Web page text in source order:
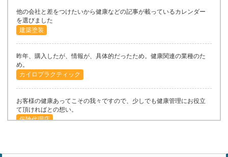
他の会社と差をつけたいから健康などの記事が載っているカレンダー
を選びました
建築塗装
昨年、購入したが、情報が、具体的だったため。健康関連の業種のた
め。
カイロプラクティック
お客様の健康あってこその我々ですので、少しでも健康管理にお役立
て頂ければとの想い。
保険代理店